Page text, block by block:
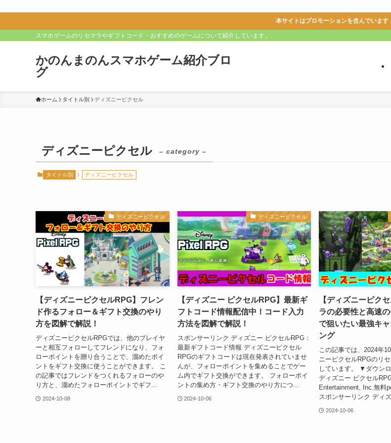
本サイトはプロモーションを含んでいます
スマホゲームのリセマラやギフトコード・おすすめのゲームについて紹介しています。
かのんまのんスマホゲーム紹介ブロ
グ
ホーム タイトル別 ディズニーピクセル
ディズニーピクセル – category –
タイトル別 ディズニーピクセル
ディズニーピクセル
【ディズニーピクセルRPG】フレン
ド作るフォロー＆ギフト交換のやり
方を図解で解説！
ディズニーピクセルRPGでは、他のプレイヤ
ーと相互フォローしてフレンドになり、フォ
ローポイントを贈り合うことで、溜めたポイ
ントをギフト交換に使うことができます。 こ
の記事ではフレンドをつくれるフォローのや
り方と、溜めたフォローポイントでギフ...
2024-10-08
ディズニーピクセル
【ディズニー ピクセルRPG】最新ギ
フトコード情報配信中！コード入力
方法を図解で解説！
スポンサーリンク ディズニー ピクセルRPG：
最新ギフトコード情報 ディズニーピクセル
RPGのギフトコードは現在発表されていませ
んが、フォローポイントを集めることでゲー
ム内でギフト交換ができます。 フォローポイ
ントの集め方・ギフト交換のやり方につ...
2024-10-06
【ディズニーピク
ラの必要性と高速
で狙いたい最強キ
ング
この記事では、2024年
ニーピクセルRPGのリ
しています。 ▼ダウン
ディズニー ピクセル
Entertainment, Inc.無料
スポンサーリンク ディ
2024-10-06